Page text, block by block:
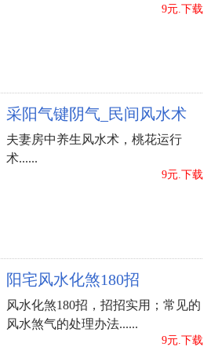
9元.下载
采阳气键阴气_民间风水术
夫妻房中养生风水术，桃花运行
术......
9元.下载
阳宅风水化煞180招
风水化煞180招，招招实用；常见的
风水煞气的处理办法......
9元.下载